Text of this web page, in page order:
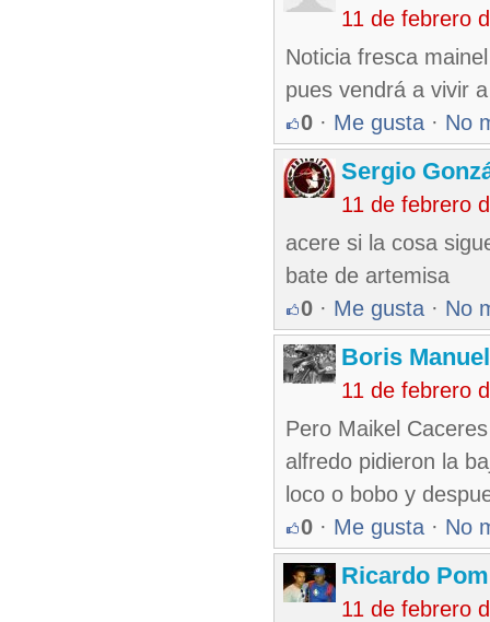
11 de febrero
Noticia fresca
pues vendrá a vivir
0 · Me gusta · No
Sergio
11 de febrero
acere si la cosa
bate de artemisa
0 · Me gusta · No
Boris
11 de febrero
Pero Maikel
alfredo pidieron la
loco o bobo y
0 · Me gusta · No
Ricardo
11 de febrero